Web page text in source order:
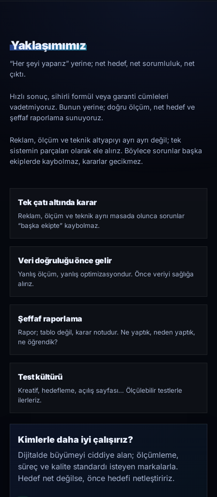
Yaklaşımımız
“Her şeyi yaparız” yerine; net hedef, net sorumluluk, net
çıktı.
Hızlı sonuç, sihirli formül veya garanti cümleleri
vadetmiyoruz. Bunun yerine; doğru ölçüm, net hedef ve
şeffaf raporlama sunuyoruz.
Reklam, ölçüm ve teknik altyapıyı ayrı ayrı değil; tek
sistemin parçaları olarak ele alırız. Böylece sorunlar başka
ekiplerde kaybolmaz, kararlar gecikmez.
Tek çatı altında karar
Reklam, ölçüm ve teknik aynı masada olunca sorunlar
“başka ekipte” kaybolmaz.
Veri doğruluğu önce gelir
Yanlış ölçüm, yanlış optimizasyondur. Önce veriyi sağlığa
alırız.
Şeffaf raporlama
Rapor; tablo değil, karar notudur. Ne yaptık, neden yaptık,
ne öğrendik?
Test kültürü
Kreatif, hedefleme, açılış sayfası… Ölçülebilir testlerle
ilerleriz.
Kimlerle daha iyi çalışırız?
Dijitalde büyümeyi ciddiye alan; ölçümleme,
süreç ve kalite standardı isteyen markalarla.
Hedef net değilse, önce hedefi netleştiririz.